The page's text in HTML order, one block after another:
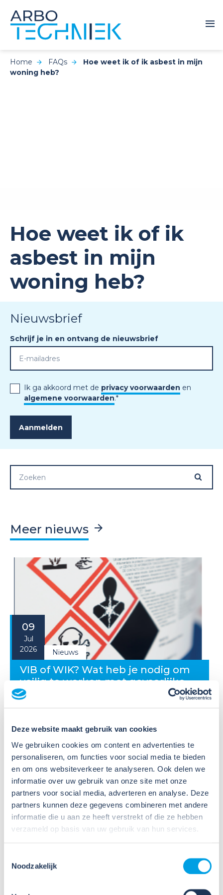
Deze website maakt gebruik van cookies
We gebruiken cookies om content en advertenties te
personaliseren, om functies voor social media te bieden
en om ons websiteverkeer te analyseren. Ook delen we
informatie over uw gebruik van onze site met onze
partners voor social media, adverteren en analyse. Deze
partners kunnen deze gegevens combineren met andere
informatie die u aan ze heeft verstrekt of die ze hebben
verzameld op basis van uw gebruik van hun services.
Noodzakelijk
Home FAQs
Hoe weet ik of ik asbest in mijn
woning heb?
Hoe weet ik of ik
asbest in mijn
woning heb?
Nieuwsbrief
Schrijf je in en ontvang de nieuwsbrief
Ik ga akkoord met de privacy voorwaarden en
algemene voorwaarden.*
Meer nieuws
09
Jul
2026
Nieuws
VIB of WIK? Wat heb je nodig om
veilig te werken met gevaarlijke
stoffen?
Veiligheidsinformatiebladen (VIB's) of mini-VIB's
beschikbaar voor de gevaarlijke stoffen waarmee zij
werken. Dat is een belangrijke eerste stap, maar
daarmee voldoe je nog niet aan de verplichtingen
u...
Lees verder
09